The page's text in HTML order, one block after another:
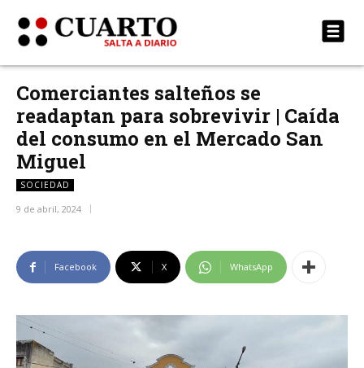
Comerciantes salteños se
readaptan para sobrevivir | Caída
del consumo en el Mercado San
Miguel
SOCIEDAD
9 de abril, 2024
Facebook X WhatsApp